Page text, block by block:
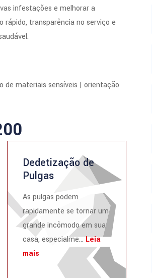
infestações e melhorar a
rápido, transparência no serviço e
de materiais sensíveis | orientação
Dedetização de
Pulgas
As pulgas podem
rapidamente se tornar um
grande incômodo em sua
casa, especialme...Leia
mais